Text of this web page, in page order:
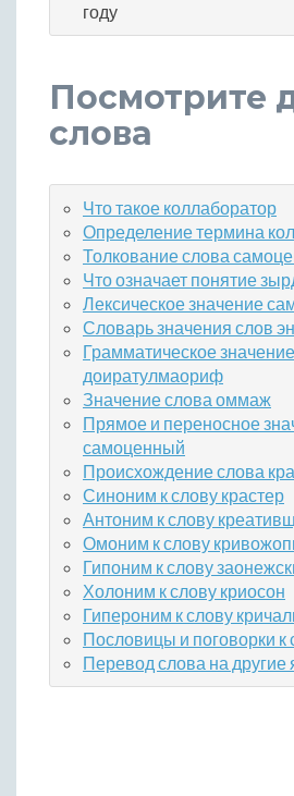
году
Посмотрите
слова
Что такое коллаборатор
Определение термина
Толкование слова
Что означает понятие
Лексическое значение
Словарь значения слов
Грамматическое значение
доиратулмаориф
Значение слова оммаж
Прямое и переносное
самоценный
Происхождение слова
Синоним к слову крастер
Антоним к слову
Омоним к слову
Гипоним к слову
Холоним к слову криосон
Гипероним к слову
Пословицы и поговорки к
Перевод слова на другие